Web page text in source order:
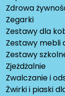
Zdrowa
Zegarki
Zestawy dla
Zestawy mebli
Zestawy
Zjeżdżalnie
Zwalczanie i
Żwirki i piaski